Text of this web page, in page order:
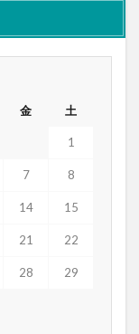
金 土
1
7 8
14 15
21 22
28 29